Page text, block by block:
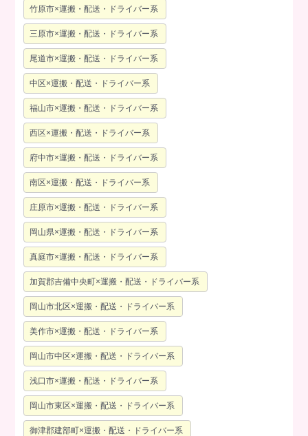
竹原市×運搬・配送・ドライバー系
三原市×運搬・配送・ドライバー系
尾道市×運搬・配送・ドライバー系
中区×運搬・配送・ドライバー系
福山市×運搬・配送・ドライバー系
西区×運搬・配送・ドライバー系
府中市×運搬・配送・ドライバー系
南区×運搬・配送・ドライバー系
庄原市×運搬・配送・ドライバー系
岡山県×運搬・配送・ドライバー系
真庭市×運搬・配送・ドライバー系
加賀郡吉備中央町×運搬・配送・ドライバー系
岡山市北区×運搬・配送・ドライバー系
美作市×運搬・配送・ドライバー系
岡山市中区×運搬・配送・ドライバー系
浅口市×運搬・配送・ドライバー系
岡山市東区×運搬・配送・ドライバー系
御津郡建部町×運搬・配送・ドライバー系